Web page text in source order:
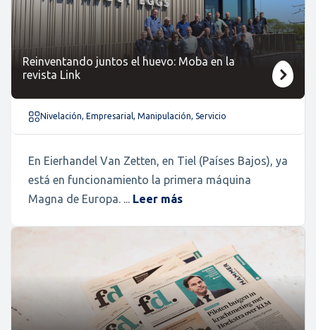
Reinventando juntos el huevo: Moba en la
revista Link
Nivelación, Empresarial, Manipulación, Servicio
En Eierhandel Van Zetten, en Tiel (Países Bajos), ya
está en funcionamiento la primera máquina
Magna de Europa. ... Leer más